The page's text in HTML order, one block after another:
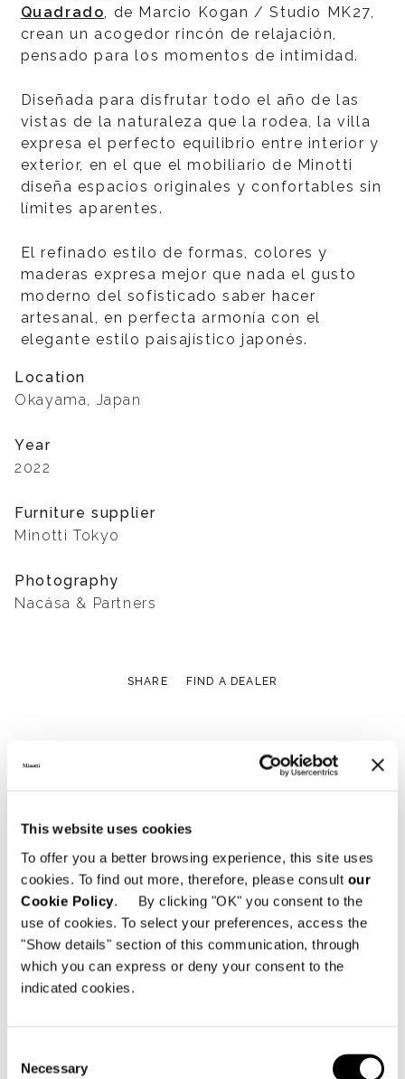
This website uses cookies
To offer you a better browsing experience, this site uses
cookies. To find out more, therefore, please consult our
Cookie Policy. By clicking "OK" you consent to the
use of cookies. To select your preferences, access the
"Show details" section of this communication, through
which you can express or deny your consent to the
indicated cookies.
Selection
Necessary
Quadrado, de Marcio Kogan / Studio MK27,
crean un acogedor rincón de relajación,
pensado para los momentos de intimidad.
Diseñada para disfrutar todo el año de las
vistas de la naturaleza que la rodea, la villa
expresa el perfecto equilibrio entre interior y
exterior, en el que el mobiliario de Minotti
diseña espacios originales y confortables sin
límites aparentes.
El refinado estilo de formas, colores y
maderas expresa mejor que nada el gusto
moderno del sofisticado saber hacer
artesanal, en perfecta armonía con el
elegante estilo paisajístico japonés.
Location
Okayama, Japan
Year
2022
Furniture supplier
Minotti Tokyo
Photography
Nacása & Partners
SHARE FIND A DEALER
Projects